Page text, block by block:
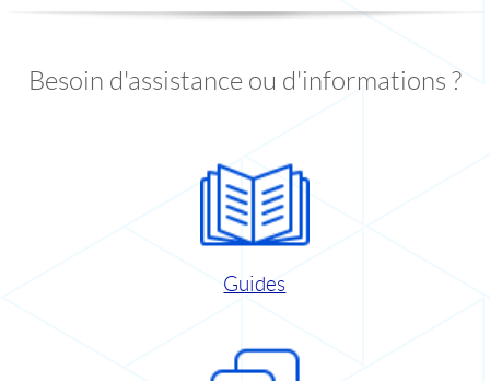
Besoin d'assistance ou d'informations ?
Guides